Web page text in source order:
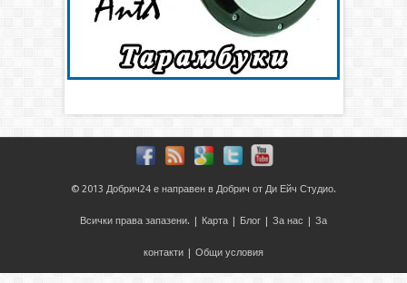
© 2013 Добрич24 е направен в Добрич от Ди Ейч Студио.
Всички права запазени. | Карта Блог За нас За
контакти Общи условия